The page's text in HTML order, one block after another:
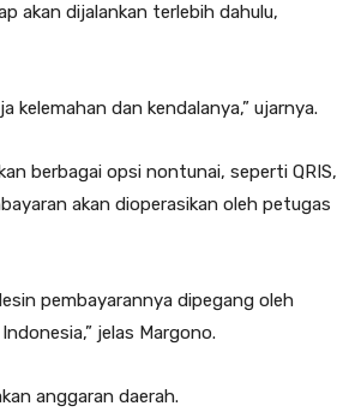
akan dijalankan terlebih dahulu,
kelemahan dan kendalanya,” ujarnya.
berbagai opsi nontunai, seperti QRIS,
akan dioperasikan oleh petugas
pembayarannya dipegang oleh
jelas Margono.
anggaran daerah.